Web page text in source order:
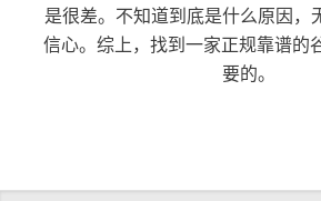
是很差。不知道到底是什么原因，
信心。综上，找到一家正规靠谱的
要的。